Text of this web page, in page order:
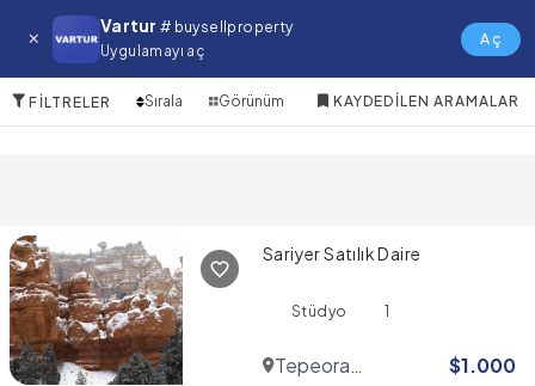
Vartur # buysellproperty
Uygulamayı aç
Aç
Zekeriyakoy Mh. Satılık Daire
FILTRELER Sırala Görünüm KAYDEDILEN ARAMALAR
Sariyer Satılık Daire
Stüdyo 1
Tepeora
$1.000